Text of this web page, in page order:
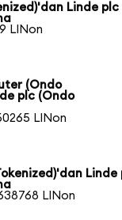
Linde plc
LINon
(Ondo
plc (Ondo
LINon
Linde
LINon